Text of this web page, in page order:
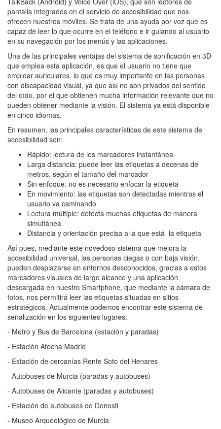
pantalla integrados en el servicio de accesibilidad que nos
ofrecen nuestros móviles. Se trata de una ayuda por voz que es
capaz de leer lo que ocurre en el teléfono e ir guiando al usuario
en su navegación por los menús y las aplicaciones.
Una de las principales ventajas del sistema de sonificación en 3D
que emplea esta aplicación, es que el usuario no tiene que
emplear auriculares, lo que es muy importante en las personas
con discapacidad visual, ya que así no son privados del sentido
del oído, por el que obtienen mucha información relevante que no
pueden obtener mediante la visión. El sistema ya está disponible
en cinco idiomas.
En resumen, las principales características de este sistema de
accesibilidad son:
Rápido: lectura de los marcadores instantánea
Larga distancia: puede leer las etiquetas a decenas de
metros, según el tamaño del marcador
Sin enfoque: no es necesario enfocar la etiqueta
En movimiento: las etiquetas son detectadas mientras el
usuario va caminando
Lectura múltiple: detecta muchas etiquetas de manera
simultánea
Distancia y orientación precisa a la que está la etiqueta
Así pues, mediante este novedoso sistema que mejora la
accesibilidad universal, las personas ciegas o con baja visión,
pueden desplazarse en entornos desconocidos, gracias a estos
marcadores visuales de largo alcance y una aplicación
descargada en nuestro Smartphone, que mediante la cámara de
fotos, nos permitirá leer las etiquetas situadas en sitios
estratégicos. Actualmente podemos encontrar este sistema de
señalización en los siguientes lugares:
- Metro y Bus de Barcelona (estación y paradas)
- Estación Atocha Madrid
- Estación de cercanías Renfe Soto del Henares
- Autobuses de Murcia (paradas y autobuses)
- Autobuses de Alicante (paradas y autobuses)
- Estación de autobuses de Donosti
- Museo Arqueológico de Murcia